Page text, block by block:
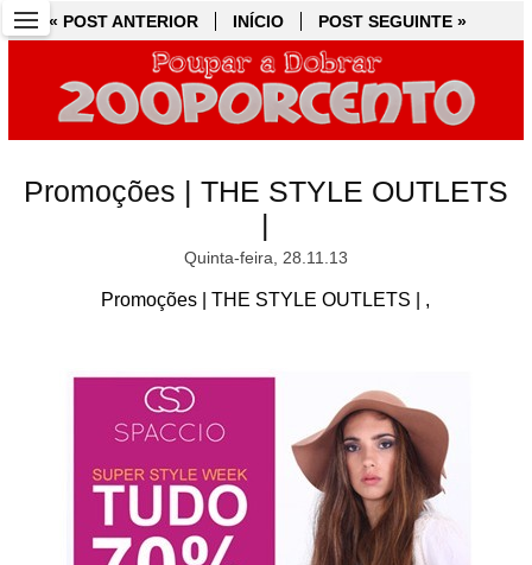
« POST ANTERIOR INÍCIO POST SEGUINTE »
Promoções | THE STYLE OUTLETS
Quinta-feira, 28.11.13
Promoções | THE STYLE OUTLETS | ,
« POST ANTERIOR INÍCIO POST SEGUINTE »